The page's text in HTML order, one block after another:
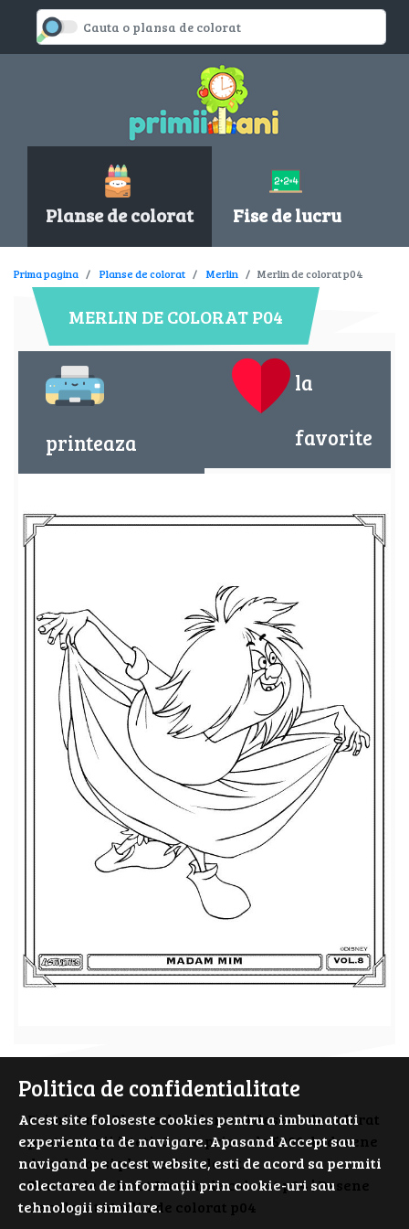
Planse de colorat Fise de lucru
Prima pagina Planse de colorat Merlin Merlin de colorat p04
MERLIN DE COLORAT P04
printeaza
la
favorite
PrimiiAni - Planse de colorat si desene de colorat
pentru copii isteti. Cauta prin cele 5000 de desene
de colorat si planse de colorat.
Planse de colorat Merlin de colorat p04 | Desene
de colorat Merlin de colorat p04
Politica de confidentialitate
Acest site foloseste cookies pentru a imbunatati
experienta ta de navigare. Apasand Accept sau
navigand pe acest website, esti de acord sa permiti
colectarea de informații prin cookie-uri sau
tehnologii similare.